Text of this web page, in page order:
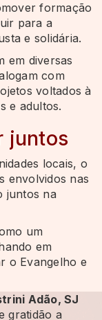
formação
para a
e solidária.
em diversas
com
voltados à
e adultos.
juntos
locais, o
envolvidos nas
juntos na
um
em
o Evangelho e
Adão, SJ
gratidão a